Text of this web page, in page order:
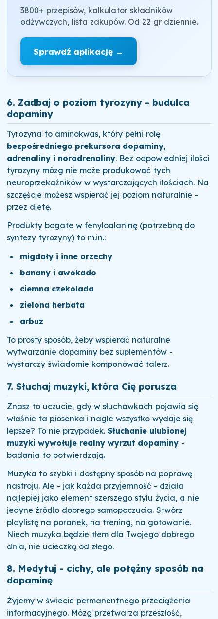
3800+ przepisów, kalkulator składników
odżywczych, lista zakupów. Od 22 gr dziennie.
Sprawdź aplikację →
6. Zadbaj o poziom tyrozyny - budulca
dopaminy
Tyrozyna to aminokwas, który pełni rolę
bezpośredniego prekursora dopaminy,
adrenaliny i noradrenaliny. Bez odpowiedniej ilości
tyrozyny mózg nie może produkować tych
neuroprzekaźników w wystarczających ilościach. Na
szczęście możesz wspierać jej poziom naturalnie -
przez dietę.
Produkty bogate w fenyloalaninę (potrzebną do
syntezy tyrozyny) to m.in.:
migdały i inne orzechy
banany i awokado
ciemna czekolada
zielona herbata
arbuz
To prosty sposób, żeby wspierać naturalne
wytwarzanie dopaminy bez suplementów -
wystarczy świadomie komponować talerz.
7. Słuchaj muzyki, która Cię porusza
Znasz to uczucie, gdy w słuchawkach pojawia się
właśnie ta piosenka i nagle wszystko wydaje się
lepsze? To nie przypadek. Słuchanie ulubionej
muzyki wywołuje realny wyrzut dopaminy-
badania to potwierdzają.
Muzyka to szybki i dostępny sposób na poprawę
nastroju. Ale - jak każda przyjemność - działa
najlepiej jako element szerszego stylu życia, a nie
jedyne źródło dobrego samopoczucia. Stwórz
playlistę na poranek, na trening, na gotowanie.
Niech muzyka będzie tłem dla Twojego dobrego
dnia, nie ucieczką od złego.
8. Medytuj - cichy, ale potężny sposób na
dopaminę
Żyjemy w świecie permanentnego przeciążenia
informacyjnego. Mózg przetwarza przeszłość,